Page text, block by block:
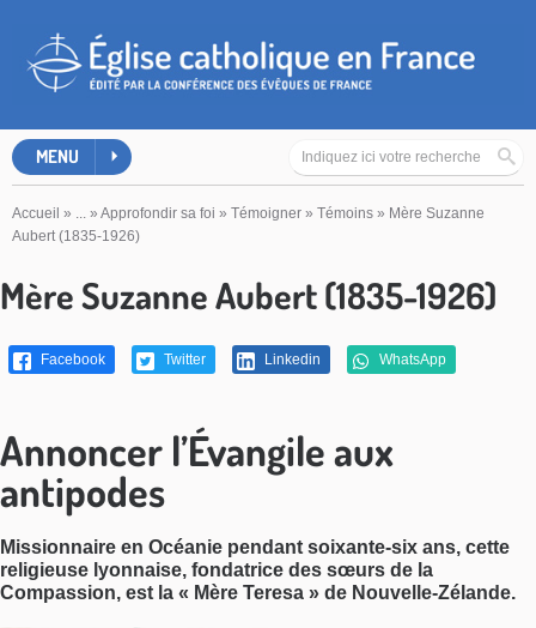
MENU
Accueil » ... » Approfondir sa foi » Témoigner » Témoins » Mère Suzanne
Aubert (1835-1926)
Mère Suzanne Aubert (1835-1926)
Facebook Twitter Linkedin WhatsApp
Annoncer l’Évangile aux
antipodes
Missionnaire en Océanie pendant soixante-six ans, cette
religieuse lyonnaise, fondatrice des sœurs de la
Compassion, est la « Mère Teresa » de Nouvelle-Zélande.